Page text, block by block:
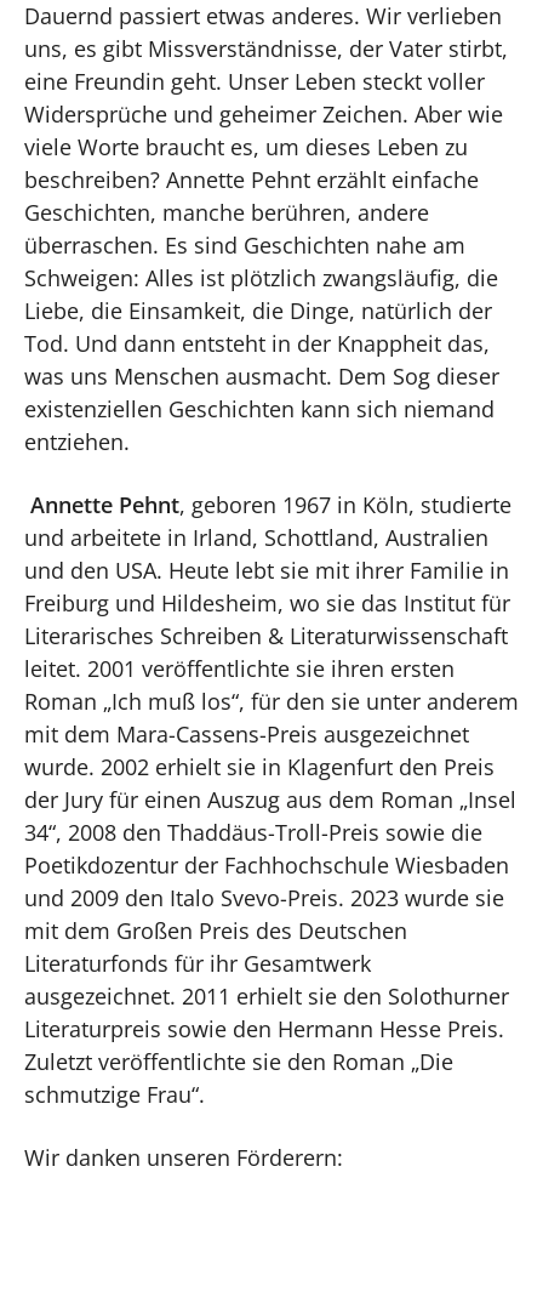
Dauernd passiert etwas anderes. Wir verlieben
uns, es gibt Missverständnisse, der Vater stirbt,
eine Freundin geht. Unser Leben steckt voller
Widersprüche und geheimer Zeichen. Aber wie
viele Worte braucht es, um dieses Leben zu
beschreiben? Annette Pehnt erzählt einfache
Geschichten, manche berühren, andere
überraschen. Es sind Geschichten nahe am
Schweigen: Alles ist plötzlich zwangsläufig, die
Liebe, die Einsamkeit, die Dinge, natürlich der
Tod. Und dann entsteht in der Knappheit das,
was uns Menschen ausmacht. Dem Sog dieser
existenziellen Geschichten kann sich niemand
entziehen.
Annette Pehnt, geboren 1967 in Köln, studierte
und arbeitete in Irland, Schottland, Australien
und den USA. Heute lebt sie mit ihrer Familie in
Freiburg und Hildesheim, wo sie das Institut für
Literarisches Schreiben & Literaturwissenschaft
leitet. 2001 veröffentlichte sie ihren ersten
Roman „Ich muß los“, für den sie unter anderem
mit dem Mara-Cassens-Preis ausgezeichnet
wurde. 2002 erhielt sie in Klagenfurt den Preis
der Jury für einen Auszug aus dem Roman „Insel
34“, 2008 den Thaddäus-Troll-Preis sowie die
Poetikdozentur der Fachhochschule Wiesbaden
und 2009 den Italo Svevo-Preis. 2023 wurde sie
mit dem Großen Preis des Deutschen
Literaturfonds für ihr Gesamtwerk
ausgezeichnet. 2011 erhielt sie den Solothurner
Literaturpreis sowie den Hermann Hesse Preis.
Zuletzt veröffentlichte sie den Roman „Die
schmutzige Frau“.
Wir danken unseren Förderern: